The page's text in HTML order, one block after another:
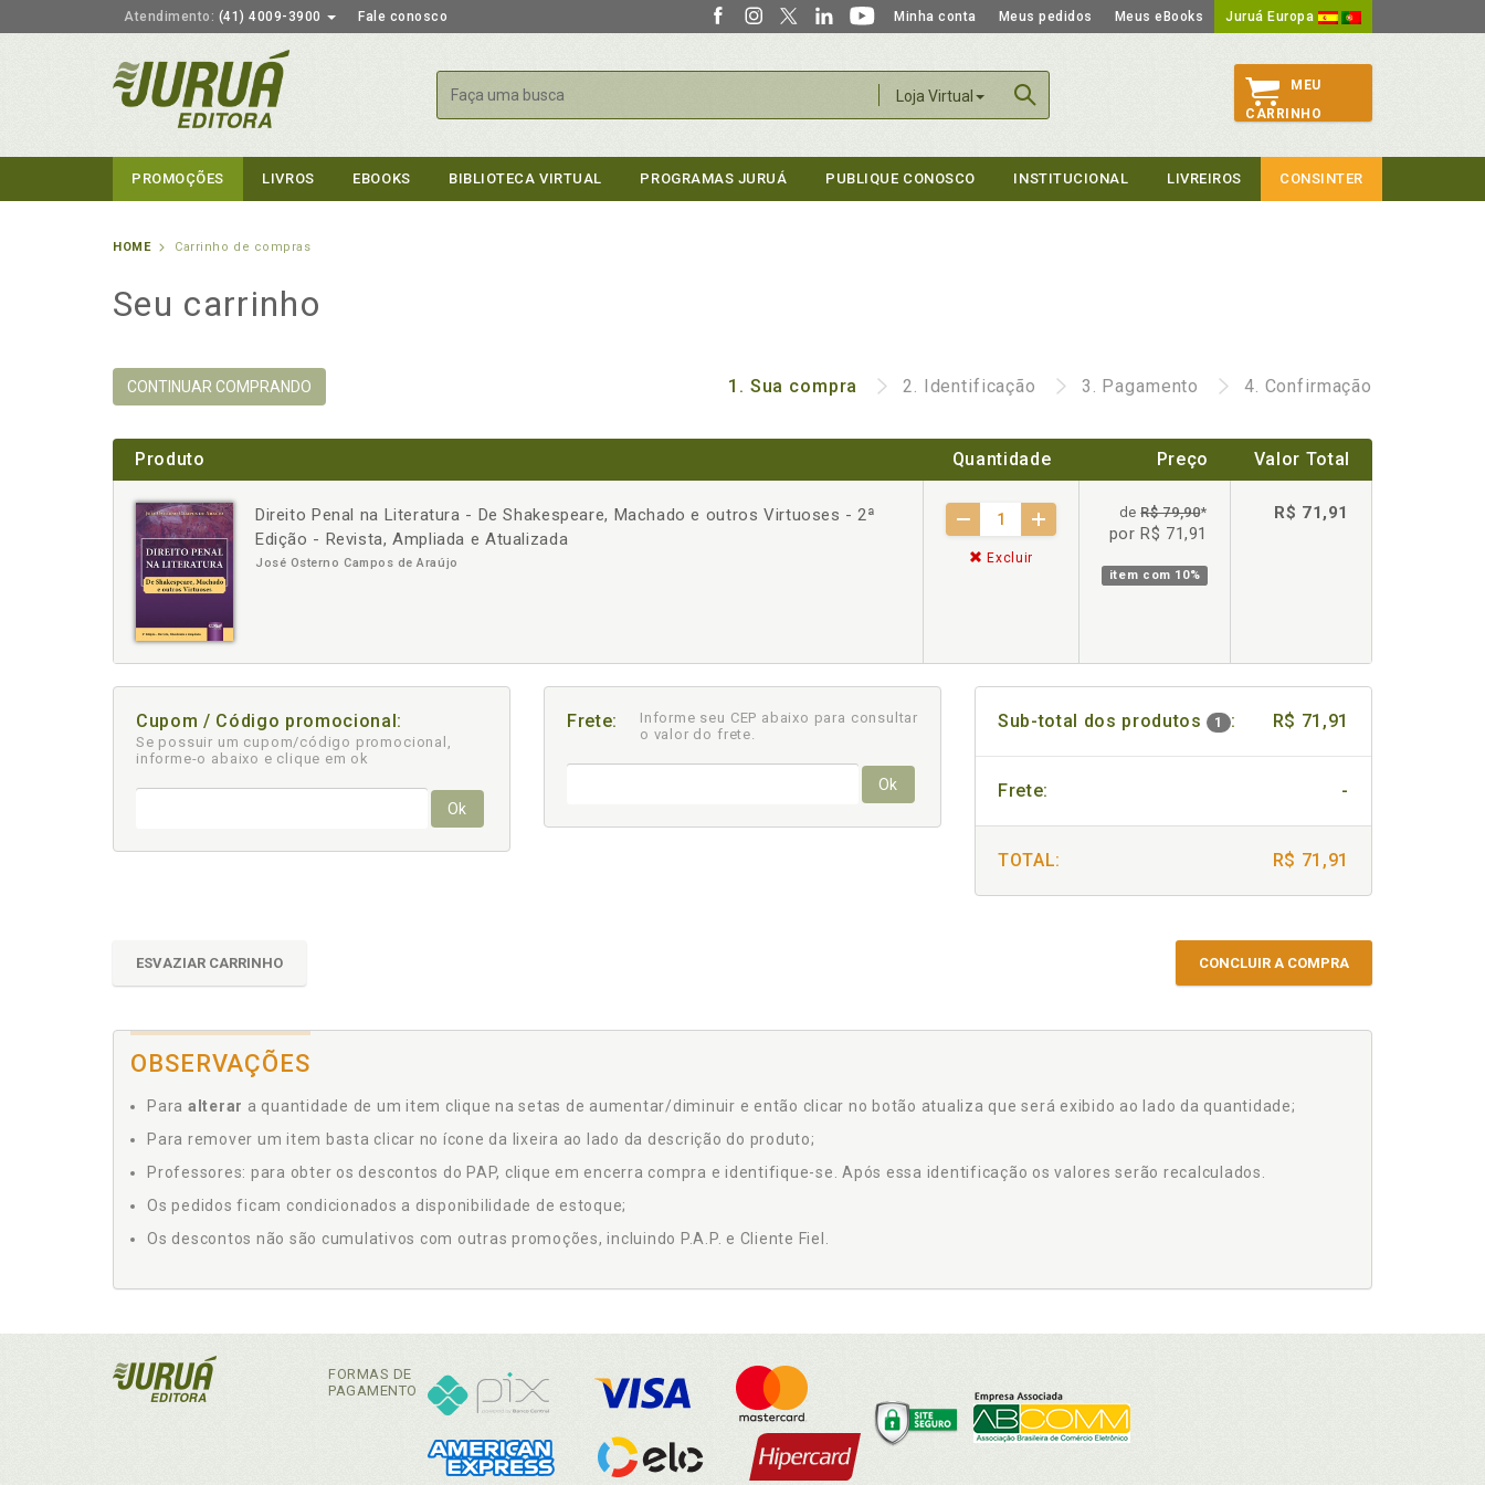
Atendimento: (41) 4009-3900 Fale conosco Minha conta Meus pedidos Meus eBooks Juruá Europa
Loja Virtual
Buscar
MEU
CARRINHO
PROMOÇÕES LIVROS EBOOKS BIBLIOTECA VIRTUAL PROGRAMAS JURUÁ PUBLIQUE CONOSCO INSTITUCIONAL LIVREIROS CONSINTER
HOME Carrinho de compras
Seu carrinho
CONTINUAR COMPRANDO 1. Sua compra 2. Identificação 3. Pagamento 4. Confirmação
Produto Quantidade Preço Valor Total
Direito Penal na Literatura - De Shakespeare, Machado e outros Virtuoses - 2ª
Edição - Revista, Ampliada e Atualizada
José Osterno Campos de Araújo
- +
Excluir
deR$ 79,90*
por R$ 71,91
item com 10%
R$ 71,91
Cupom / Código promocional:
Se possuir um cupom/código promocional,
informe-o abaixo e clique em ok
Ok
Frete:
Informe seu CEP abaixo para consultar
o valor do frete.
Ok
Sub-total dos produtos 1 : R$ 71,91
Frete: -
TOTAL: R$ 71,91
ESVAZIAR CARRINHO CONCLUIR A COMPRA
OBSERVAÇÕES
Para alterar a quantidade de um item clique na setas de aumentar/diminuir e então clicar no botão atualiza que será exibido ao lado da quantidade;
Para remover um item basta clicar no ícone da lixeira ao lado da descrição do produto;
Professores: para obter os descontos do PAP, clique em encerra compra e identifique-se. Após essa identificação os valores serão recalculados.
Os pedidos ficam condicionados a disponibilidade de estoque;
Os descontos não são cumulativos com outras promoções, incluindo P.A.P. e Cliente Fiel.
FORMAS DE
PAGAMENTO